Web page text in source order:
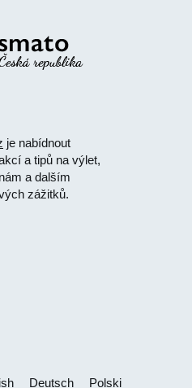
je nabídnout
a tipů na výlet,
a dalším
zážitků.
Deutsch Polski